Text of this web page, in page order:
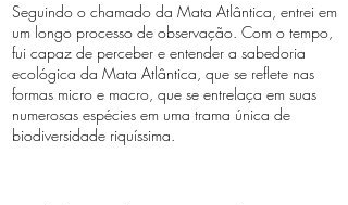
Seguindo o chamado da Mata Atlântica, entrei em
um longo processo de observação. Com o tempo,
fui capaz de perceber e entender a sabedoria
ecológica da Mata Atlântica, que se reflete nas
formas micro e macro, que se entrelaça em suas
numerosas espécies em uma trama única de
biodiversidade riquíssima.